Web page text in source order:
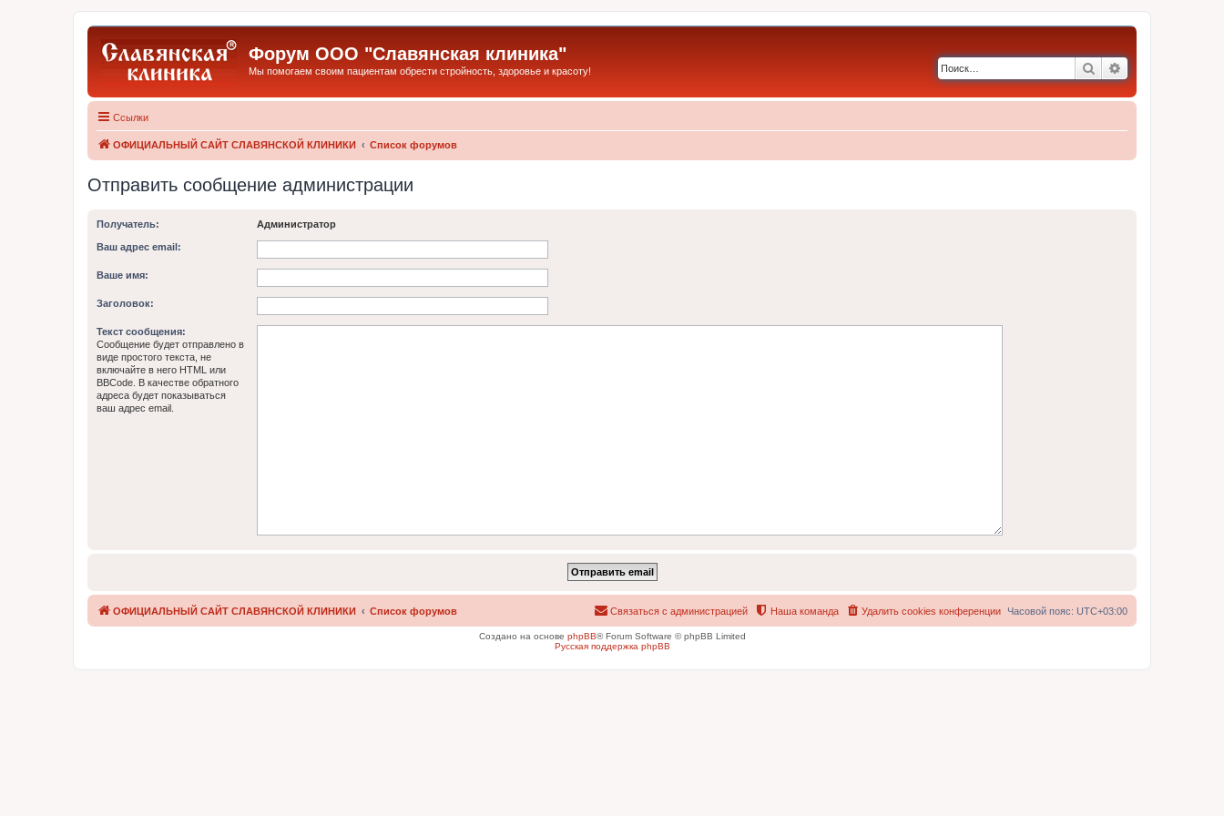
Форум ООО "Славянская клиника"
Мы помогаем своим пациентам обрести стройность, здоровье и красоту! Поиск
Ссылки
ОФИЦИАЛЬНЫЙ САЙТ СЛАВЯНСКОЙ КЛИНИКИ Список форумов
Отправить сообщение администрации
Получатель: Администратор
Ваш адрес email:
Ваше имя:
Заголовок:
Текст сообщения:
Сообщение будет отправлено в
виде простого текста, не
включайте в него HTML или
BBCode. В качестве обратного
адреса будет показываться
ваш адрес email.
ОФИЦИАЛЬНЫЙ САЙТ СЛАВЯНСКОЙ КЛИНИКИ Список форумов Часовой пояс: UTC+03:00
Удалить cookies конференции
Наша команда
Связаться с администрацией
Создано на основе phpBB® Forum Software © phpBB Limited
Русская поддержка phpBB